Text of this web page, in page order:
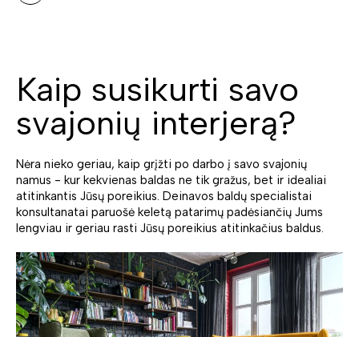
Kaip susikurti savo
svajonių interjerą?
Nėra nieko geriau, kaip grįžti po darbo į savo svajonių
namus - kur kekvienas baldas ne tik gražus, bet ir idealiai
atitinkantis Jūsų poreikius. Deinavos baldų specialistai
konsultanatai paruošė keletą patarimų padėsiančių Jums
lengviau ir geriau rasti Jūsų poreikius atitinkačius baldus.